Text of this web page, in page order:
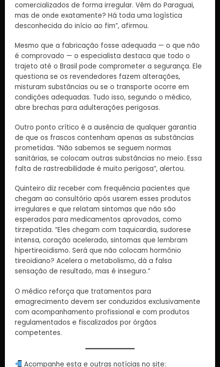
comercializados de forma irregular. Vêm do Paraguai,
mas de onde exatamente? Há toda uma logística
desconhecida do início ao fim”, afirmou.
Mesmo que a fabricação fosse adequada — o que não
é comprovado — o especialista destaca que todo o
trajeto até o Brasil pode comprometer a segurança. Ele
questiona se os revendedores fazem alterações,
misturam substâncias ou se o transporte ocorre em
condições adequadas. Tudo isso, segundo o médico,
abre brechas para adulterações perigosas.
Outro ponto crítico é a ausência de qualquer garantia
de que os frascos contenham apenas as substâncias
prometidas. “Não sabemos se seguem normas
sanitárias, se colocam outras substâncias no meio. Essa
falta de rastreabilidade é muito perigosa”, alertou.
Quinteiro diz receber com frequência pacientes que
chegam ao consultório após usarem esses produtos
irregulares e que relatam sintomas que não são
esperados para medicamentos aprovados, como
tirzepatida. “Eles chegam com taquicardia, sudorese
intensa, coração acelerado, sintomas que lembram
hipertireoidismo. Será que não colocam hormônio
tireoidiano? Acelera o metabolismo, dá a falsa
sensação de resultado, mas é inseguro.”
O médico reforça que tratamentos para
emagrecimento devem ser conduzidos exclusivamente
com acompanhamento profissional e com produtos
regulamentados e fiscalizados por órgãos
competentes.
Acompanhe esta e outras notícias no site: